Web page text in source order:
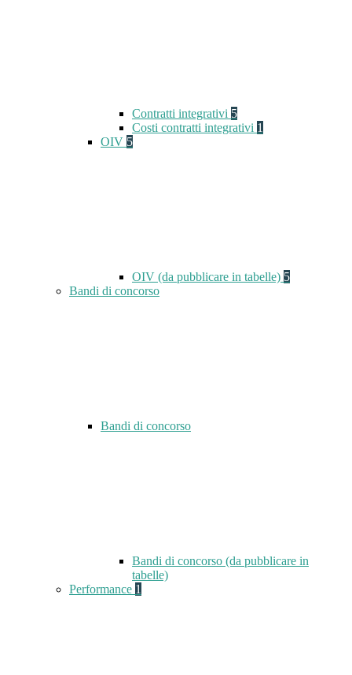
Contratti integrativi 5
Costi contratti integrativi 1
OIV 5
OIV (da pubblicare in tabelle) 5
Bandi di concorso
Bandi di concorso
Bandi di concorso (da pubblicare in
tabelle)
Performance 1